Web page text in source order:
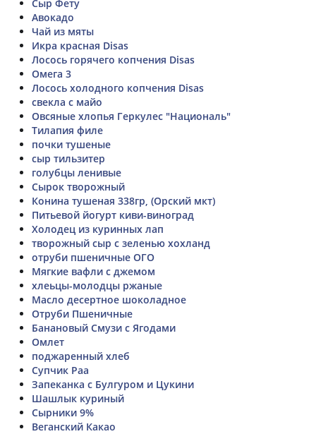
Сыр Фету
Авокадо
Чай из мяты
Икра красная Disas
Лосось горячего копчения Disas
Омега 3
Лосось холодного копчения Disas
свекла с майо
Овсяные хлопья Геркулес "Националь"
Тилапия филе
почки тушеные
сыр тильзитер
голубцы ленивые
Сырок творожный
Конина тушеная 338гр, (Орский мкт)
Питьевой йогурт киви-виноград
Холодец из куринных лап
творожный сыр с зеленью хохланд
отруби пшеничные ОГО
Мягкие вафли с джемом
хлеьцы-молодцы ржаные
Масло десертное шоколадное
Отруби Пшеничные
Банановый Смузи с Ягодами
Омлет
поджаренный хлеб
Супчик Раа
Запеканка с Булгуром и Цукини
Шашлык куриный
Сырники 9%
Веганский Какао